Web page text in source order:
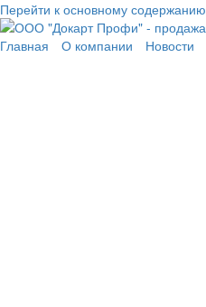
Перейти к основному содержанию
Главная
О компании Новости